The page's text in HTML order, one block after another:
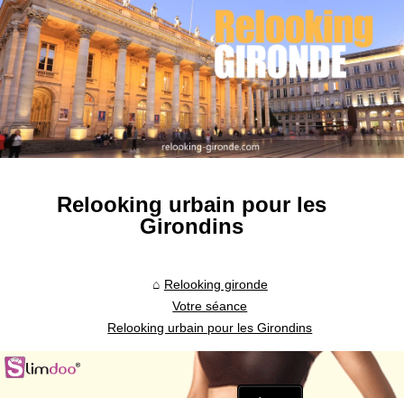
Relooking urbain pour les
Girondins
Relooking gironde
Votre séance
Relooking urbain pour les Girondins